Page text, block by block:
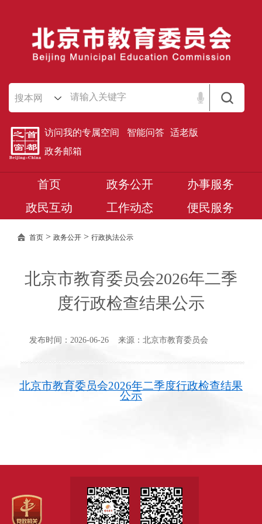
搜本网
访问我的专属空间 智能问答 适老版
政务邮箱
首页 政务公开
办事服务
政民互动
工作动态 便民服务
首页 > 政务公开 > 行政执法公示
北京市教育委员会2026年二季
度行政检查结果公示
发布时间：2026-06-26 来源：北京市教育委员会
北京市教育委员会2026年二季度行政检查结果
公示